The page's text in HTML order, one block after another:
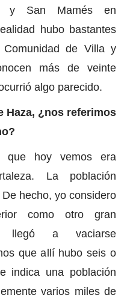
y San Mamés en
hubo bastantes
de Villa y
más de veinte
algo parecido.
Haza, ¿nos referimos
que hoy vemos era
La población
hecho, yo considero
como otro gran
llegó a vaciarse
que allí hubo seis o
indica una población
varios miles de